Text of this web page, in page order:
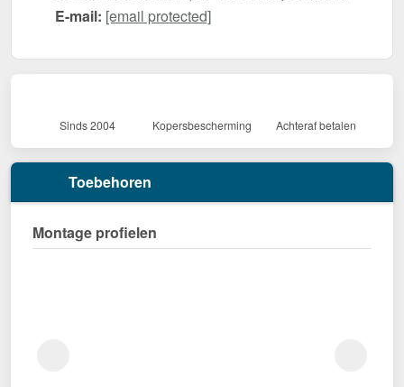
E-mail: [email protected]
Sinds 2004 Kopersbescherming Achteraf betalen
Toebehoren
Montage profielen